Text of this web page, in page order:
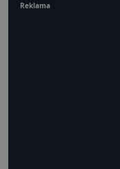
Reklama